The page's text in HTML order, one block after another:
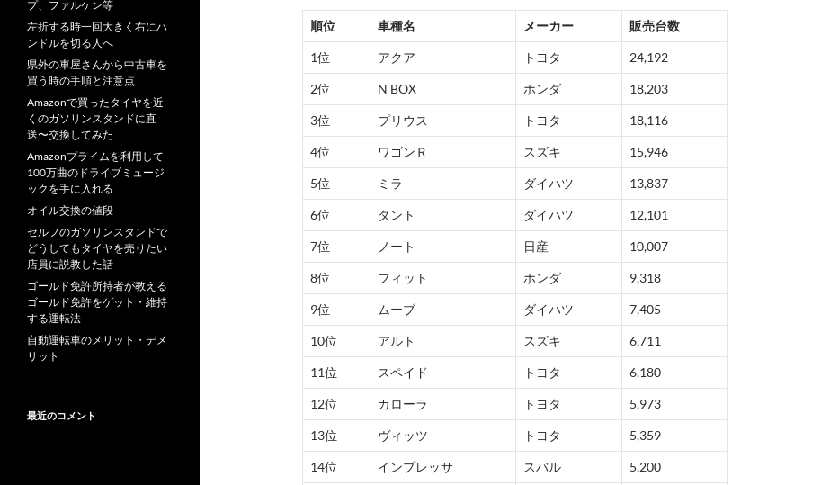
順位 車種名 メーカー 販売台数
1位 アクア トヨタ 24,192
2位 N BOX ホンダ 18,203
3位 プリウス トヨタ 18,116
4位 ワゴンＲ スズキ 15,946
5位 ミラ ダイハツ 13,837
6位 タント ダイハツ 12,101
7位 ノート 日産 10,007
8位 フィット ホンダ 9,318
9位 ムーブ ダイハツ 7,405
10位 アルト スズキ 6,711
11位 スペイド トヨタ 6,180
12位 カローラ トヨタ 5,973
13位 ヴィッツ トヨタ 5,359
14位 インプレッサ スバル 5,200
プ、ファルケン等
左折する時一回大きく右にハ
ンドルを切る人へ
県外の車屋さんから中古車を
買う時の手順と注意点
Amazonで買ったタイヤを近
くのガソリンスタンドに直
送〜交換してみた
Amazonプライムを利用して
100万曲のドライブミュージ
ックを手に入れる
オイル交換の値段
セルフのガソリンスタンドで
どうしてもタイヤを売りたい
店員に説教した話
ゴールド免許所持者が教える
ゴールド免許をゲット・維持
する運転法
自動運転車のメリット・デメ
リット
最近のコメント